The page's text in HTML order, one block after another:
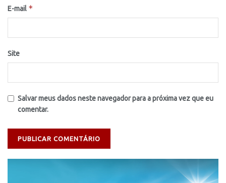
E-mail *
Site
Salvar meus dados neste navegador para a próxima vez que eu
comentar.